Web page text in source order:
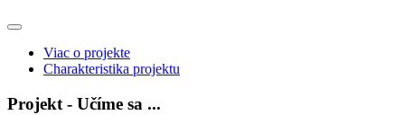
Viac o projekte
Charakteristika projektu
Projekt - Učíme sa ...